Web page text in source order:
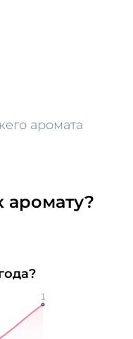
аромата